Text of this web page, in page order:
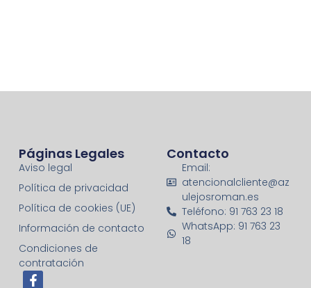
Páginas Legales
Aviso legal
Política de privacidad
Política de cookies (UE)
Información de contacto
Condiciones de
contratación
Contacto
Email:
atencionalcliente@az
ulejosroman.es
Teléfono: 91 763 23 18
WhatsApp: 91 763 23
18
F
I